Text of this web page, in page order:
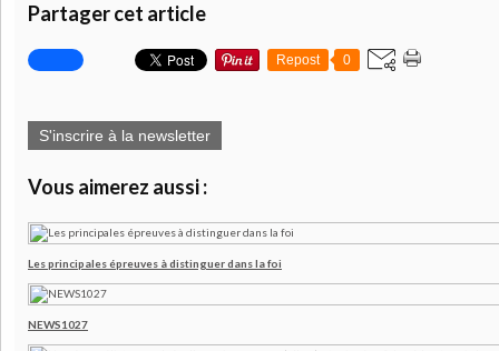
Partager cet article
Repost 0
S'inscrire à la newsletter
Vous aimerez aussi :
Les principales épreuves à distinguer dans la foi
NEWS1027